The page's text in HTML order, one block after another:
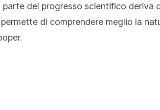
parte del progresso scientifico
di comprendere meglio la